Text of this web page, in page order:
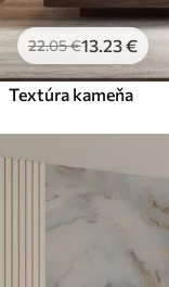
22.05€13 .23€
Textúra kameňa